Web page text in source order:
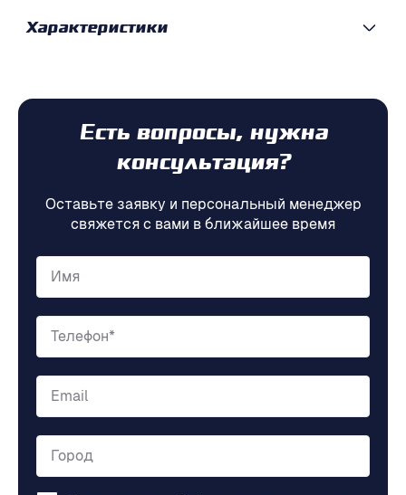
Характеристики
Есть вопросы, нужна
консультация?
Оставьте заявку и персональный менеджер
свяжется с вами в ближайшее время
Имя
Телефон*
Email
Город